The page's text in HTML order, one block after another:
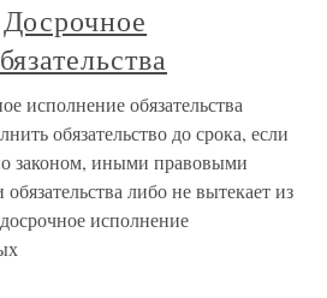
исполнение обязательства
обязательство до срока, если
законом, иными правовыми
либо не вытекает из
исполнение